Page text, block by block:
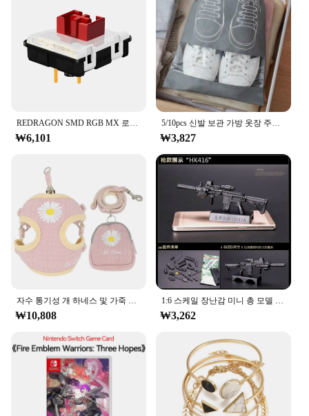
REDRAGON SMD RGB MX 로우 프로파일 5.5 스위치 3Pin Clicky 선형 촉각 침묵 키보드 레드 블랙 블루 브라운 스위치
₩6,101
5/10pcs 신발 보관 가방 옷장 주최자 비 짠 여행 휴대용 가방 방수 포켓 의류 분류 그리기 교수형 가방
₩3,827
₩10,808 ₩3,262